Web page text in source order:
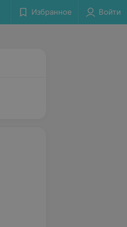
Избранное Войти